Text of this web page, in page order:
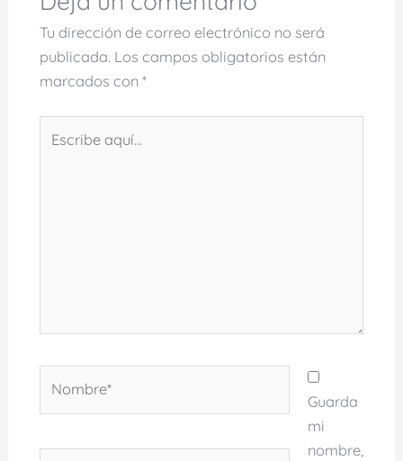
Tu dirección de correo electrónico no será
publicada. Los campos obligatorios están
marcados con *
aquí...
Guarda
mi
nombre,